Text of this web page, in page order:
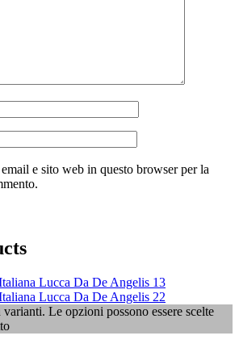
e sito web in questo browser per la
Le opzioni possono essere scelte